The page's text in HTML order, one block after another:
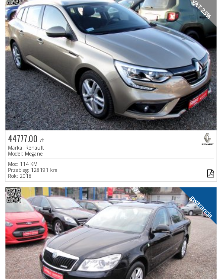
VAT 23%
44777.00 zł
Marka: Renault
Model: Megane
Moc: 114 KM
Przebieg: 128191 km
Rok: 2018
gwarancja